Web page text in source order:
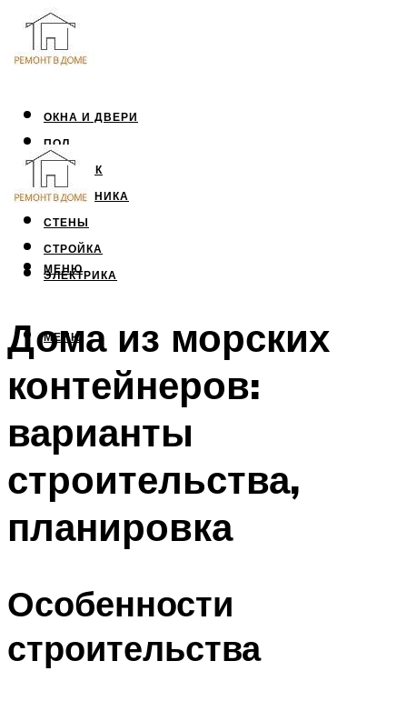
ОКНА И ДВЕРИ
ПОЛ
ПОТОЛОК
САНТЕХНИКА
СТЕНЫ
СТРОЙКА
ЭЛЕКТРИКА
МЕНЮ
МЕНЮ
Дома из морских
контейнеров:
варианты
строительства,
планировка
Особенности
строительства